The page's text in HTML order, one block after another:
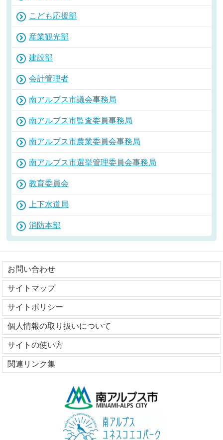
こども応援部
産業観光部
建設部
会計管理者
南アルプス市議会事務局
南アルプス市監査委員事務局
南アルプス市農業委員会事務局
南アルプス市選挙管理委員会事務局
教育委員会
上下水道局
消防本部
お問い合わせ
サイトマップ
サイトポリシー
個人情報の取り扱いについて
サイトの使い方
関連リンク集